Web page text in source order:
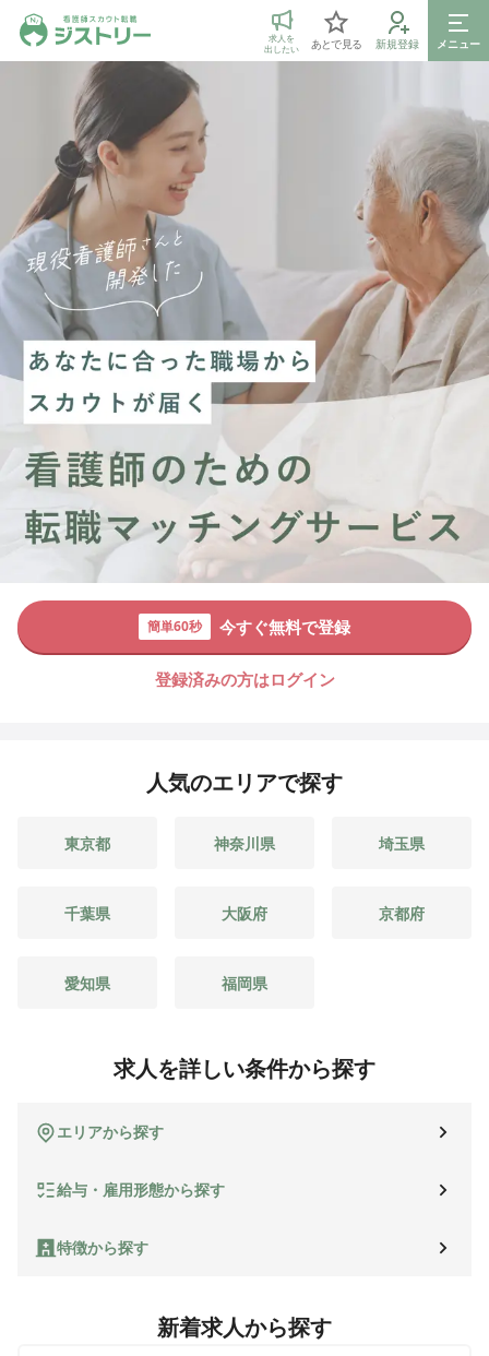
ジストリー 看護師の転職マッチング
求人を
出したい
あとで見る 新規登録 メニュー
簡単60秒 今すぐ無料で登録
登録済みの方はログイン
人気のエリアで探す
東京都 神奈川県 埼玉県
千葉県 大阪府 京都府
愛知県 福岡県
求人を詳しい条件から探す
エリアから探す
給与・雇用形態から探す
特徴から探す
新着求人から探す